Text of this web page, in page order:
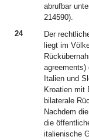
abrufbar
214590).
24
Der
liegt im
agreements)
Italien und
Kroatien mit
bilaterale
Nachdem
die
italienische